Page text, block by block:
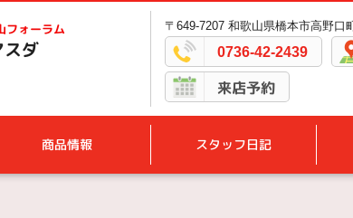
フォーラム
スダ
〒649-7207 和歌山県橋本市高野口
0736-42-2439
来店予約
商品情報 スタッフ日記